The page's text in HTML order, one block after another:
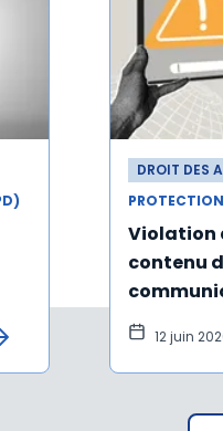
DROIT DES
Violation
contenu
12 juin